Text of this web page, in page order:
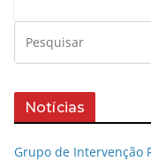
Notícias
Grupo de Intervenção